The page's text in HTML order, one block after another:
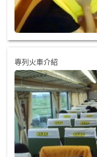
專列火車介紹